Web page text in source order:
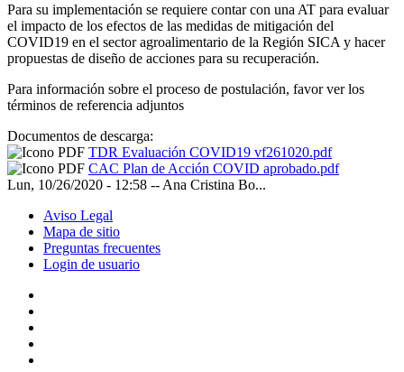
Para su implementación se requiere contar con una AT para evaluar
el impacto de los efectos de las medidas de mitigación del
COVID19 en el sector agroalimentario de la Región SICA y hacer
propuestas de diseño de acciones para su recuperación.
Para información sobre el proceso de postulación, favor ver los
términos de referencia adjuntos
Documentos de descarga:
TDR Evaluación COVID19 vf261020.pdf
CAC Plan de Acción COVID aprobado.pdf
Lun, 10/26/2020 - 12:58 -- Ana Cristina Bo...
Aviso Legal
Mapa de sitio
Preguntas frecuentes
Login de usuario